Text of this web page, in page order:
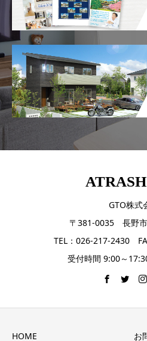
GTO株式
〒381-0035 長野市
TEL：026-217-2430
受付時間 9:00～
HOME お